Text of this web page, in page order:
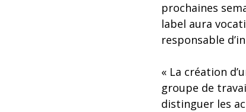
prochaines
label aura
responsable
« La création
groupe de
distinguer les